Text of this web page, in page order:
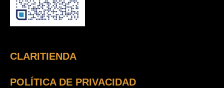
CLARITIENDA
POLÍTICA DE PRIVACIDAD